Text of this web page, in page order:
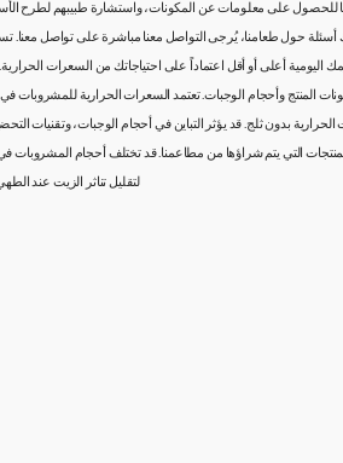
للحصول على معلومات عن المكونات، واستشارة طبيبهم لطرح
قد تكون قيمك اليومية أعلى أو أقل اعتماداً على احتياجاتك من
المنتج وأحجام الوجبات. تعتمد السعرات الحرارية
بدون ثلج. قد يؤثر التباين في أحجام الوجبات، وتقنيات
التي يتم شراؤها من مطاعمنا. قد تختلف أحجام
لتقليل تناثر الزيت عند الطهي. هذه